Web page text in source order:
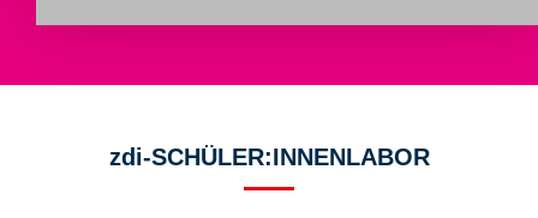
zdi-SCHÜLER:INNENLABOR